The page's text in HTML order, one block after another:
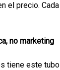
el precio.
no marketing
tiene este